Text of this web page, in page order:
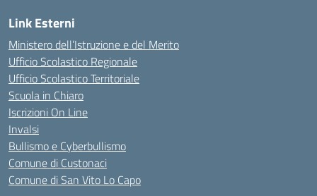
Link Esterni
Ministero dell’Istruzione e del Merito
Ufficio Scolastico Regionale
Ufficio Scolastico Territoriale
Scuola in Chiaro
Iscrizioni On Line
Invalsi
Bullismo e Cyberbullismo
Comune di Custonaci
Comune di San Vito Lo Capo